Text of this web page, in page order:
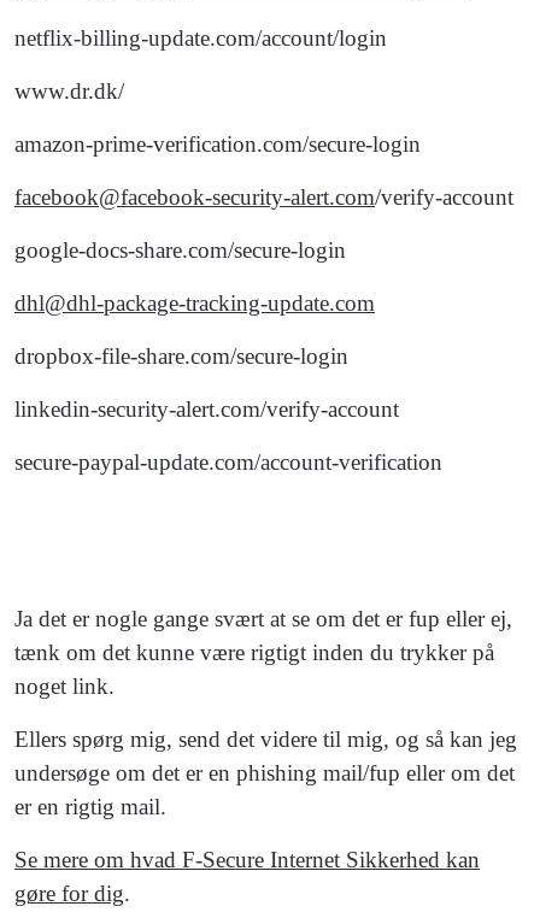
netflix-billing-update.com/account/login
www.dr.dk/
amazon-prime-verification.com/secure-login
facebook@facebook-security-alert.com/verify-account
google-docs-share.com/secure-login
dhl@dhl-package-tracking-update.com
dropbox-file-share.com/secure-login
linkedin-security-alert.com/verify-account
secure-paypal-update.com/account-verification
Ja det er nogle gange svært at se om det er fup eller ej,
tænk om det kunne være rigtigt inden du trykker på
noget link.
Ellers spørg mig, send det videre til mig, og så kan jeg
undersøge om det er en phishing mail/fup eller om det
er en rigtig mail.
Se mere om hvad F-Secure Internet Sikkerhed kan
gøre for dig.